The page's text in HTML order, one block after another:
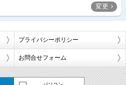
変更
プライバシーポリシー
お問合せフォーム